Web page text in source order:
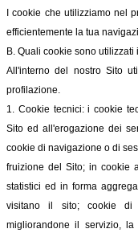
I cookie che utilizziamo nel
efficientemente la tua
B. Quali cookie sono utilizzati
All'interno del nostro Sito
profilazione.
1. Cookie tecnici: i cookie
Sito ed all'erogazione dei
cookie di navigazione o di
fruizione del Sito; in cookie
statistici ed in forma
visitano il sito; cookie di
migliorandone il servizio,